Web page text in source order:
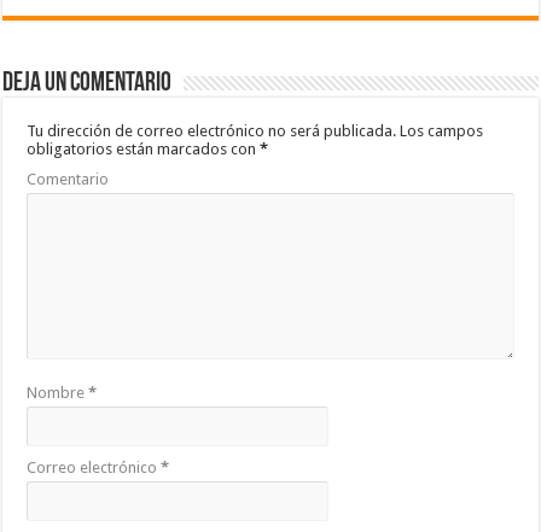
e
b
o
o
k
tt
er
at
sA
p
p
m
ar
ti
Deja un comentario
Tu dirección de correo electrónico no será publicada. Los campos
obligatorios están marcados con*
Comentario
Nombre*
Correo electrónico*